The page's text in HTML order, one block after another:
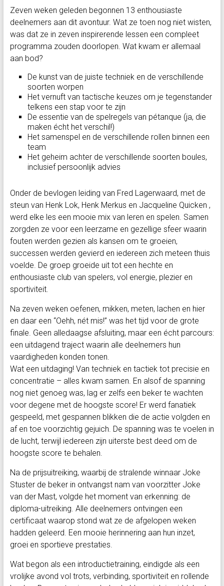
Zeven weken geleden begonnen 13 enthousiaste
deelnemers aan dit avontuur. Wat ze toen nog niet wisten,
was dat ze in zeven inspirerende lessen een compleet
programma zouden doorlopen. Wat kwam er allemaal
aan bod?
De kunst van de juiste techniek en de verschillende
soorten worpen
Het vernuft van tactische keuzes om je tegenstander
telkens een stap voor te zijn
De essentie van de spelregels van pétanque (ja, die
maken écht het verschil!)
Het samenspel en de verschillende rollen binnen een
team
Het geheim achter de verschillende soorten boules,
inclusief persoonlijk advies
Onder de bevlogen leiding van Fred Lagerwaard, met de
steun van Henk Lok, Henk Merkus en Jacqueline Quicken ,
werd elke les een mooie mix van leren en spelen. Samen
zorgden ze voor een leerzame en gezellige sfeer waarin
fouten werden gezien als kansen om te groeien,
successen werden gevierd en iedereen zich meteen thuis
voelde. De groep groeide uit tot een hechte en
enthousiaste club van spelers, vol energie, plezier en
sportiviteit.
Na zeven weken oefenen, mikken, meten, lachen en hier
en daar een “Oehh, nét mis!” was het tijd voor de grote
finale. Geen alledaagse afsluiting, maar een écht parcours:
een uitdagend traject waarin alle deelnemers hun
vaardigheden konden tonen.
Wat een uitdaging! Van techniek en tactiek tot precisie en
concentratie – alles kwam samen. En alsof de spanning
nog niet genoeg was, lag er zelfs een beker te wachten
voor degene met de hoogste score! Er werd fanatiek
gespeeld, met gespannen blikken die de actie volgden en
af en toe voorzichtig gejuich. De spanning was te voelen in
de lucht, terwijl iedereen zijn uiterste best deed om de
hoogste score te behalen.
Na de prijsuitreiking, waarbij de stralende winnaar Joke
Stuster de beker in ontvangst nam van voorzitter Joke
van der Mast, volgde het moment van erkenning: de
diploma-uitreiking. Alle deelnemers ontvingen een
certificaat waarop stond wat ze de afgelopen weken
hadden geleerd. Een mooie herinnering aan hun inzet,
groei en sportieve prestaties.
Wat begon als een introductietraining, eindigde als een
vrolijke avond vol trots, verbinding, sportiviteit en rollende